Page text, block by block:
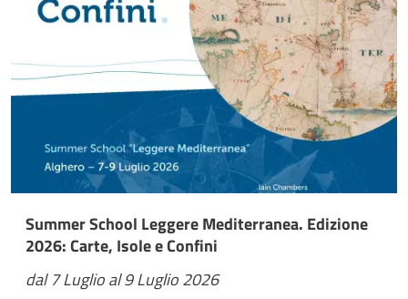
Summer School Leggere Mediterranea. Edizione
2026: Carte, Isole e Confini
dal 7 Luglio al 9 Luglio 2026